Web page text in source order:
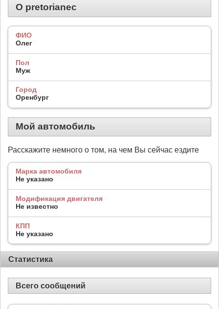
О pretorianec
ФИО
Олег
Пол
Муж
Город
Оренбург
Мой автомобиль
Расскажите немного о том, на чем Вы сейчас ездите
Марка автомобиля
Не указано
Модификация двигателя
Не известно
КПП
Не указано
Статистика
Всего сообщений